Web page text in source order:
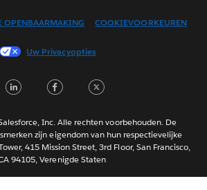
Français (Canada)
Français (France)
日本語
Português
Svenska
ไทย
简体中文
OPENBAARMAKING COOKIEVOORKEUREN
Uw Privacyopties
n
k
e
c
e
b
i
t
Inc. Alle rechten voorbehouden. De
zijn eigendom van hun respectievelijke
415 Mission Street, 3rd Floor, San Francisco,
94105, Verenigde Staten